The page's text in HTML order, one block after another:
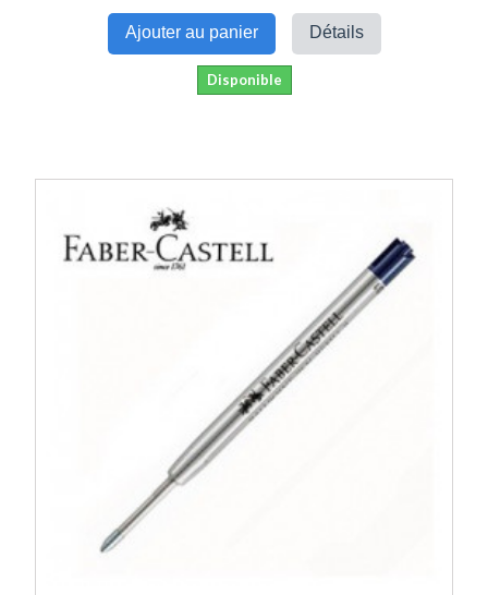
Ajouter au panier Détails
Disponible